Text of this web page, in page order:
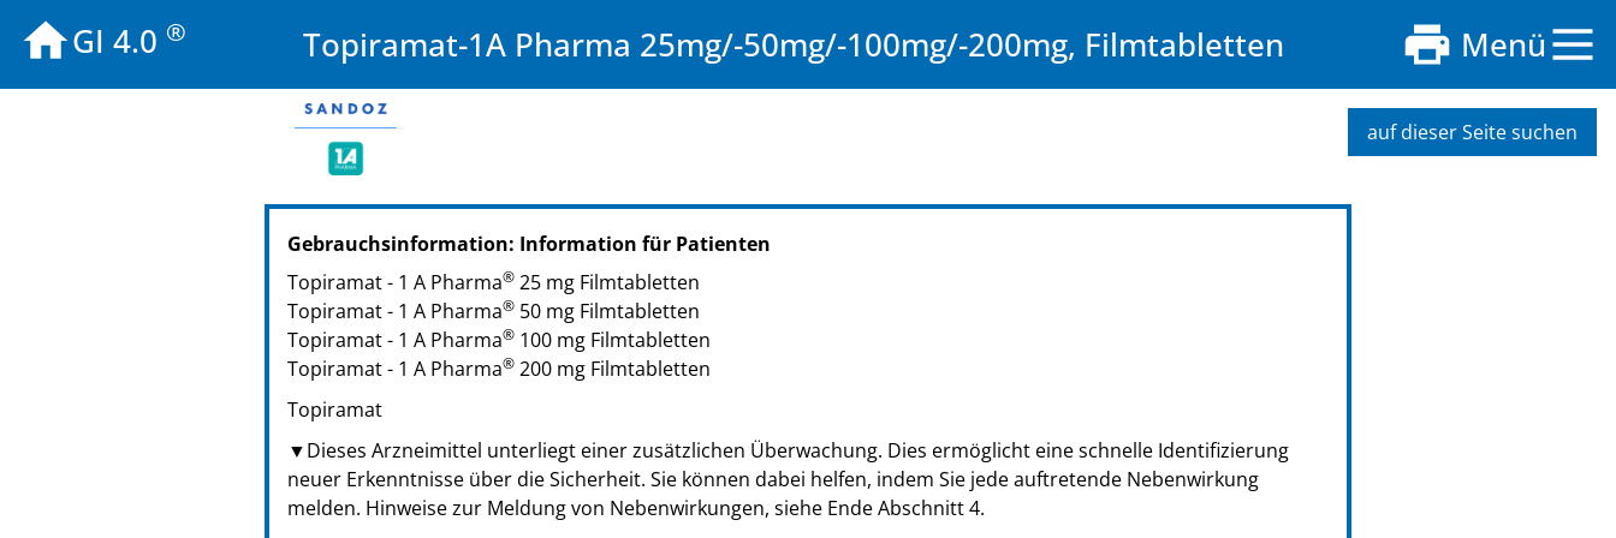
GI 4.0 ® Topiramat-1A Pharma 25mg/-50mg/-100mg/-200mg, Filmtabletten Menü
auf dieser Seite suchen
PZN: 05369218
PPN: 110536921803
NTIN: 04150053692182
PZN: 05369224
PPN: 110536922466
NTIN: 04150053692243
PPN: 110536923032
NTIN: 04150053692304
Gebrauchsinformation: Information für Patienten
Topiramat - 1 A Pharma® 25 mg Filmtabletten
Topiramat - 1 A Pharma® 50 mg Filmtabletten
Topiramat - 1 A Pharma® 100 mg Filmtabletten
Topiramat - 1 A Pharma® 200 mg Filmtabletten
Topiramat
▼Dieses Arzneimittel unterliegt einer zusätzlichen Überwachung. Dies ermöglicht eine schnelle Identifizierung
neuer Erkenntnisse über die Sicherheit. Sie können dabei helfen, indem Sie jede auftretende Nebenwirkung
melden. Hinweise zur Meldung von Nebenwirkungen, siehe Ende Abschnitt 4.